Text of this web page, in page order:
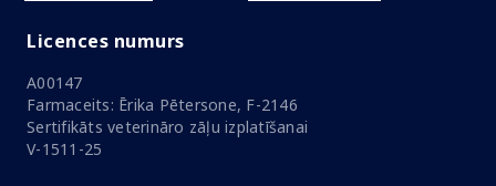
Licences numurs
A00147
Farmaceits: Ērika Pētersone, F-2146
Sertifikāts veterināro zāļu izplatīšanai
V-1511-25